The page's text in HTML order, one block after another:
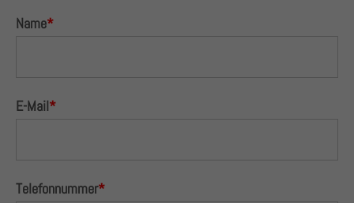
Name*
E-Mail*
Telefonnummer*